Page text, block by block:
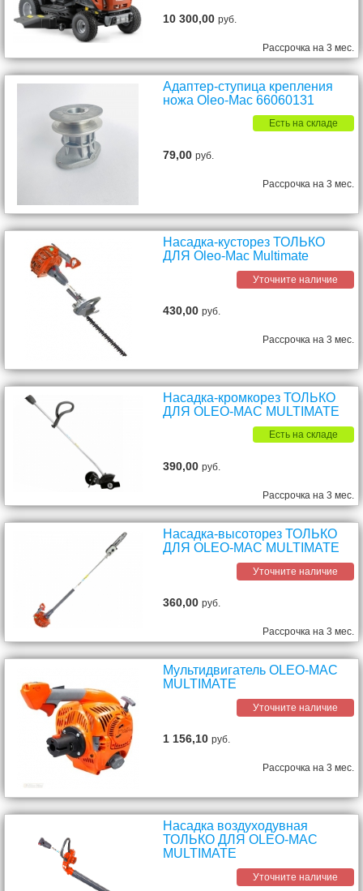
10 300,00руб.
Рассрочка на 3 мес.
Адаптер-ступица крепления
ножа Oleo-Mac 66060131
Есть на складе
79,00руб.
Рассрочка на 3 мес.
Насадка-кусторез ТОЛЬКО
ДЛЯ Oleo-Mac Multimate
Уточните наличие
430,00руб.
Рассрочка на 3 мес.
Насадка-кромкорез ТОЛЬКО
ДЛЯ OLEO-MAC MULTIMATE
Есть на складе
390,00руб.
Рассрочка на 3 мес.
Насадка-высоторез ТОЛЬКО
ДЛЯ OLEO-MAC MULTIMATE
Уточните наличие
360,00руб.
Рассрочка на 3 мес.
Мультидвигатель OLEO-MAC
MULTIMATE
Уточните наличие
1 156,10руб.
Рассрочка на 3 мес.
Насадка воздуходувная
ТОЛЬКО ДЛЯ OLEO-MAC
MULTIMATE
Уточните наличие